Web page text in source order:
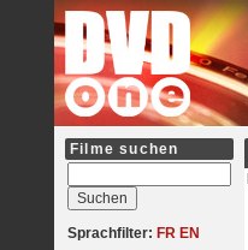
Filme suchen
Sprachfilter: FR EN